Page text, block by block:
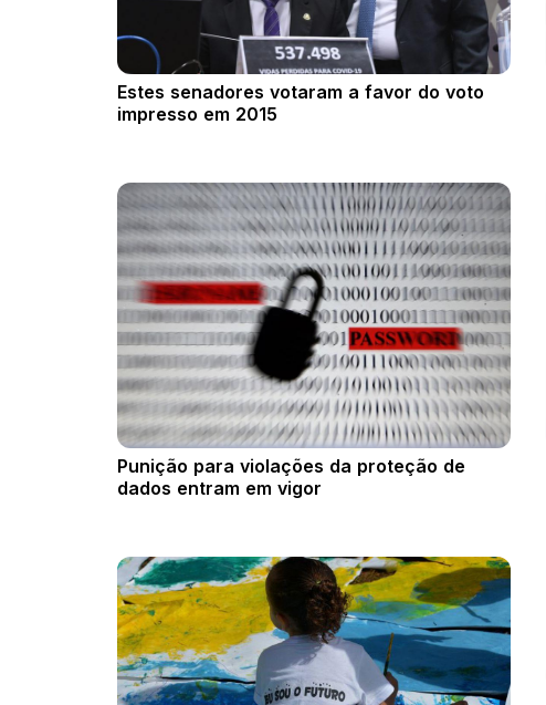
Estes senadores votaram a favor do voto
impresso em 2015
Punição para violações da proteção de
dados entram em vigor